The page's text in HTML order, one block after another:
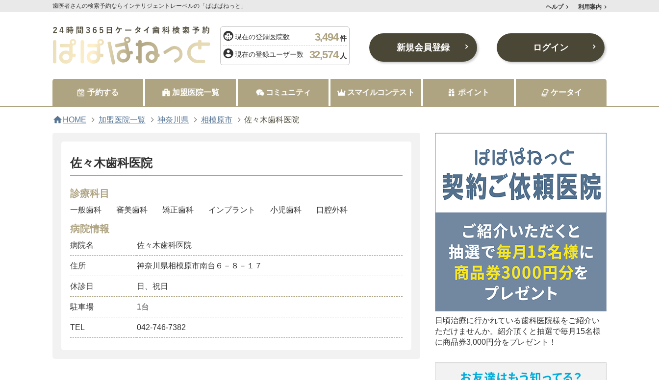
歯医者さんの検索予約ならインテリジェントレーベルの「ぱぱぱねっと」 ヘルプ 利用案内
現在の登録医院数 3,494件
現在の登録ユーザー数 32,574 人
新規会員登録 ログイン
予約する 加盟医院一覧 コミュニティ スマイルコンテスト ポイント ケータイ
home HOME 加盟医院一覧 神奈川県 相模原市 佐々木歯科医院
佐々木歯科医院
診療科目
一般歯科 審美歯科 矯正歯科 インプラント 小児歯科 口腔外科
病院情報
病院名 佐々木歯科医院
住所 神奈川県相模原市南台６－８－１７
休診日 日、祝日
駐車場 1台
TEL 042-746-7382
日頃治療に行かれている歯科医院様をご紹介い
ただけませんか。紹介頂くと抽選で毎月15名様
に商品券3,000円分をプレゼント！